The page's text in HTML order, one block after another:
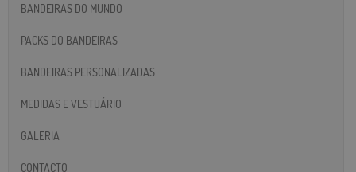
BANDEIRAS DO MUNDO
PACKS DO BANDEIRAS
BANDEIRAS PERSONALIZADAS
MEDIDAS E VESTUÁRIO
GALERIA
CONTACTO